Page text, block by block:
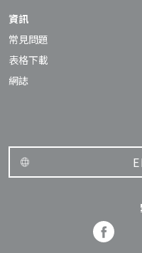
資訊
常見問題
表格下載
網誌